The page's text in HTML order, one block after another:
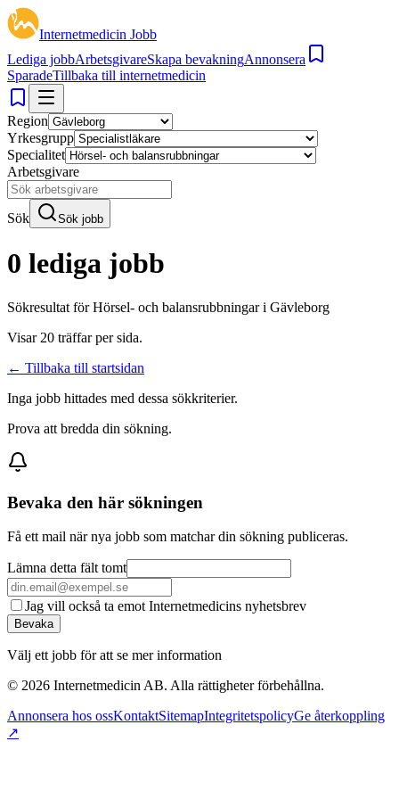
Internetmedicin Jobb
Lediga jobbArbetsgivareSkapa bevakningAnnonsera
SparadeTillbaka till internetmedicin
Region
Yrkesgrupp
Specialitet
Arbetsgivare
Sök Sök jobb
0 lediga jobb
Sökresultat förHörsel- och balansrubbningar i Gävleborg
Visar 20 träffar per sida.
← Tillbaka till startsidan
Inga jobb hittades med dessa sökkriterier.
Prova att bredda din sökning.
Bevaka den här sökningen
Få ett mail när nya jobb som matchar din sökning publiceras.
Lämna detta fält tomt
Jag vill också ta emot Internetmedicins nyhetsbrev
Bevaka
Välj ett jobb för att se mer information
© 2026 Internetmedicin AB. Alla rättigheter förbehållna.
Annonsera hos ossKontaktSitemapIntegritetspolicyGe återkoppling
↗